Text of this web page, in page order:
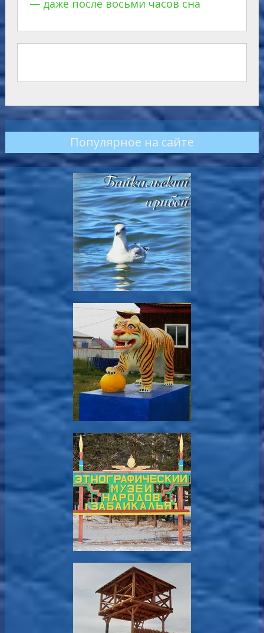
— даже после восьми часов сна
Популярное на сайте